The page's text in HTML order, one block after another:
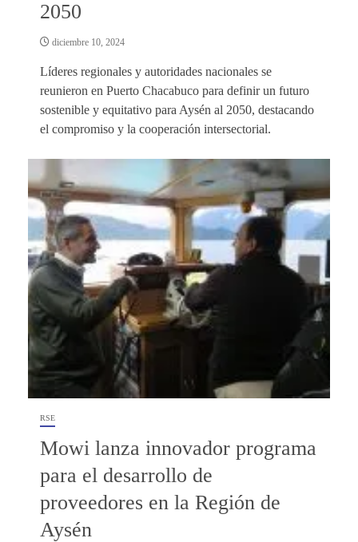
2050
diciembre 10, 2024
Líderes regionales y autoridades nacionales se
reunieron en Puerto Chacabuco para definir un futuro
sostenible y equitativo para Aysén al 2050, destacando
el compromiso y la cooperación intersectorial.
RSE
Mowi lanza innovador programa
para el desarrollo de
proveedores en la Región de
Aysén